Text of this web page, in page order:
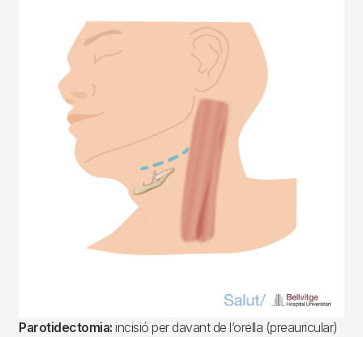
Parotidectomia: incisió per davant de l’orella (preauricular)